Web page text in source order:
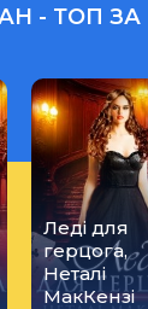
- ТОП ЗА
Леді для
герцога,
Неталі
МакКензі